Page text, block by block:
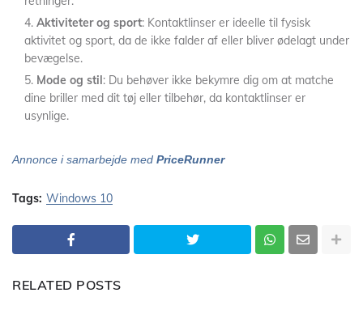
Aktiviteter og sport: Kontaktlinser er ideelle til fysisk
aktivitet og sport, da de ikke falder af eller bliver ødelagt under
bevægelse.
Mode og stil: Du behøver ikke bekymre dig om at matche
dine briller med dit tøj eller tilbehør, da kontaktlinser er
usynlige.
Annonce i samarbejde med PriceRunner
Tags: Windows 10
RELATED POSTS